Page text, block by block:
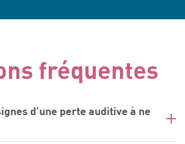
fréquentes
d’une perte auditive à ne